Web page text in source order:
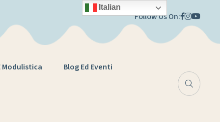
Follow Us On:
Modulistica Blog Ed Eventi
Italian